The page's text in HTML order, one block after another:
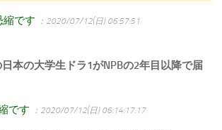
縮です ：2020/07/12(日) 06:57:51
本の大学生ドラ1がNPBの2年目以降で届
です ：2020/07/12(日) 06:14:17.17